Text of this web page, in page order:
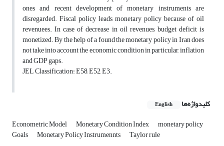
ones and recent development of monetary instruments are
disregarded. Fiscal policy leads monetary policy because of oil
revenuees. In case of decrease in oil revenues, budget deficit is
monetized. By the help of a found the monetary policy in Iran does
not take into account the economic condition in particular, inflation
and GDP gaps.
JEL Classification: E58, E52, E3.
کلیدواژه‌ها English
Econometric Model Monetary Condition Index monetary policy
Goals Monetary Policy Instrumennts Taylor rule